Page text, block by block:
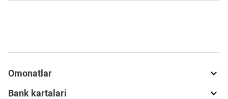
Omonatlar
Bank kartalari